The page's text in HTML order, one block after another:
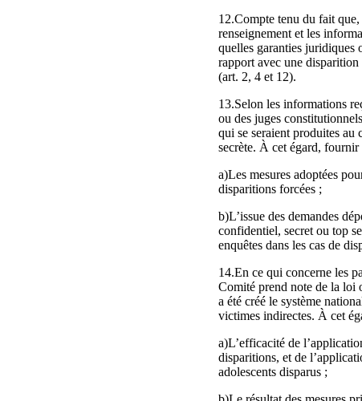
12.Compte tenu du fait
renseignement et les
quelles garanties juridiques
rapport avec une disparition
(art. 2, 4 et 12).
13.Selon les informations
ou des juges
qui se seraient produites
secrète. À cet égard,
a)Les mesures adoptées
disparitions forcées ;
b)L’issue des demandes
confidentiel, secret ou top
enquêtes dans les cas de
14.En ce qui concerne les
Comité prend note de la loi
a été créé le système
victimes indirectes. À cet
a)L’efficacité de
disparitions, et de
adolescents disparus ;